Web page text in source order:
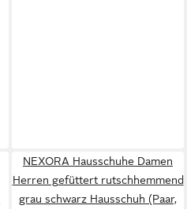
NEXORA Hausschuhe Damen
Herren gefüttert rutschhemmend
grau schwarz Hausschuh (Paar,